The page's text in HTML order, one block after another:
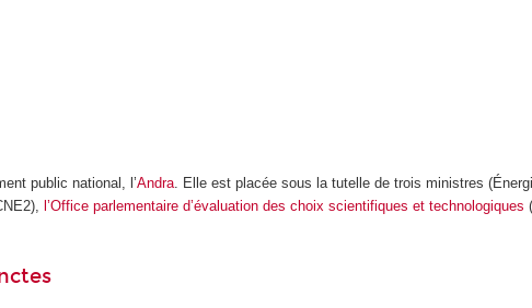
public national, l’Andra. Elle est placée sous la tutelle de trois ministres
l’Office parlementaire d’évaluation des choix scientifiques et technologiques